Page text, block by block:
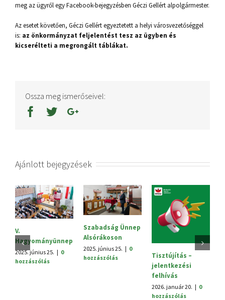
meg az ügyről egy Facebook-bejegyzésben Géczi Gellért alpolgármester.
Az esetet követően, Géczi Gellért egyeztetett a helyi városvezetőséggel
is: az önkormányzat feljelentést tesz az ügyben és
kicserélteti a megrongált táblákat.
Ossza meg ismerőseivel:
Ajánlott bejegyzések
V.
Hagyományünnep
2025. június 25. | 0
hozzászólás
Szabadság Ünnep
Alsórákoson
2025. június 25. | 0
hozzászólás
Tisztújítás –
jelentkezési
felhívás
2026. január 20. | 0
hozzászólás